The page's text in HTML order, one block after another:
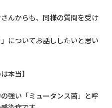
んからも、同様の質問を受け
についてお話ししたいと思い
本当】
強い「ミュータンス菌」と呼